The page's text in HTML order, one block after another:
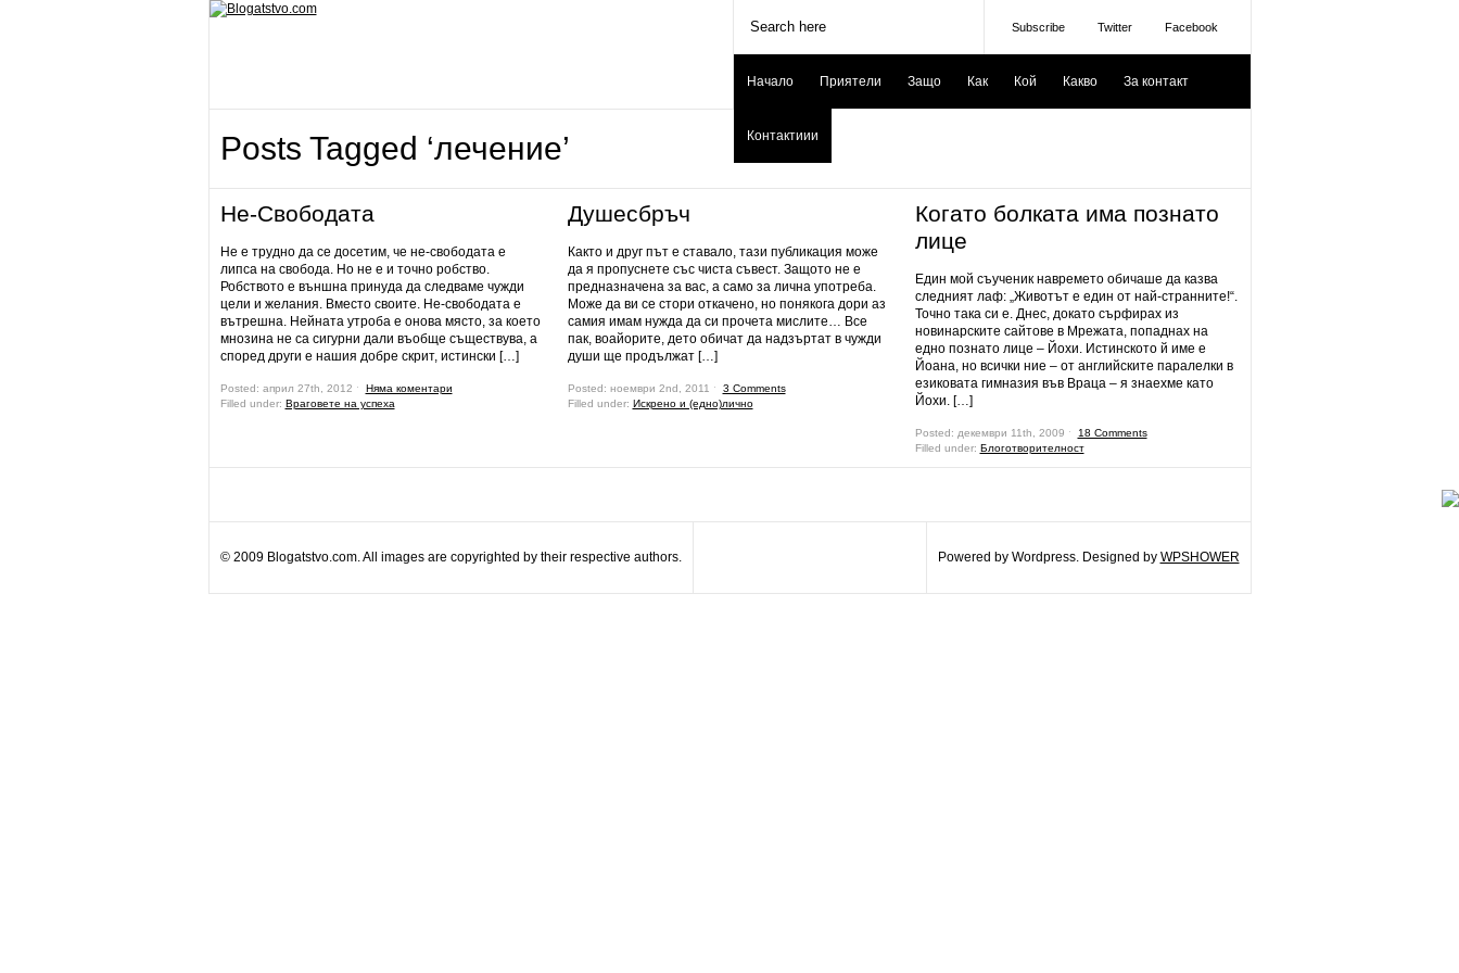
Subscribe Twitter Facebook
Начало Приятели Защо Как Кой Какво За контакт
Контактиии
Posts Tagged ‘лечение’
Не-Свободата
Не е трудно да се досетим, че не-свободата е
липса на свобода. Но не е и точно робство.
Робството е външна принуда да следваме чужди
цели и желания. Вместо своите. Не-свободата е
вътрешна. Нейната утроба е онова място, за което
мнозина не са сигурни дали въобще съществува, а
според други е нашия добре скрит, истински […]
Posted: април 27th, 2012 ˑ Няма коментари
Filled under: Враговете на успеха
Душесбръч
Както и друг път е ставало, тази публикация може
да я пропуснете със чиста съвест. Защото не е
предназначена за вас, а само за лична употреба.
Може да ви се стори откачено, но понякога дори аз
самия имам нужда да си прочета мислите… Все
пак, воайорите, дето обичат да надзъртат в чужди
души ще продължат […]
Posted: ноември 2nd, 2011 ˑ 3 Comments
Filled under: Искрено и (едно)лично
Когато болката има познато
лице
Един мой съученик навремето обичаше да казва
следният лаф: „Животът е един от най-странните!“.
Точно така си е. Днес, докато сърфирах из
новинарските сайтове в Мрежата, попаднах на
едно познато лице – Йохи. Истинското й име е
Йоана, но всички ние – от английските паралелки в
езиковата гимназия във Враца – я знаехме като
Йохи. […]
Posted: декември 11th, 2009 ˑ
18 Comments
Filled under: Блоготворителност
© 2009 Blogatstvo.com. All images are copyrighted by their respective authors. Powered by Wordpress. Designed by WPSHOWER